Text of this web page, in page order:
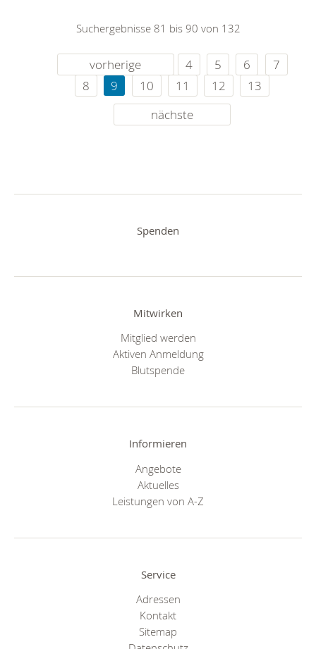
Suchergebnisse 81 bis 90 von 132
vorherige 4 5 6
7
8
9 10 11 12
13
nächste
Spenden
Mitwirken
Mitglied werden
Aktiven Anmeldung
Blutspende
Informieren
Angebote
Aktuelles
Leistungen von A-Z
Service
Adressen
Kontakt
Sitemap